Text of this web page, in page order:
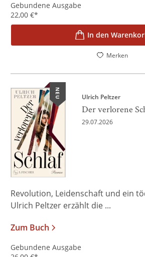
Gebundene Ausgabe
22,00 €*
In den
Merken
NEU Ulrich Peltzer
Der verlorene
29.07.2026
Revolution, Leidenschaft und ein
Ulrich Peltzer erzählt die ...
Zum Buch
Gebundene Ausgabe